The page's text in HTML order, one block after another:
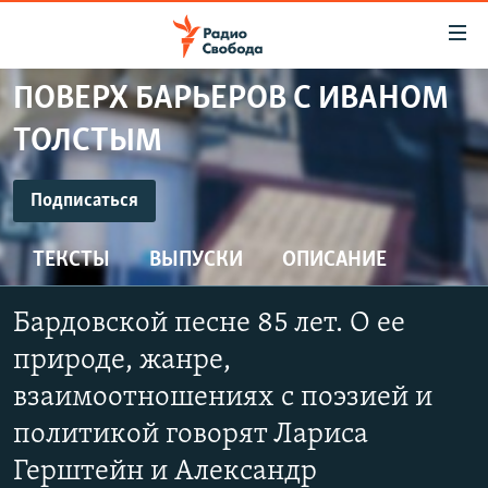
упрощенного
доступа
Вернуться
к
основному
содержанию
Вернутся
главной
навигации
Вернутся
поиску
ПРОГРАММЫ
ПОДКАСТЫ
АВТОРСКИЕ ПРОЕКТЫ
ЦИТАТЫ СВОБОДЫ
МНЕНИЯ
КУЛЬТУРА
IDEL.РЕАЛИИ
КАВКАЗ.РЕАЛИИ
СЕВЕР.РЕАЛИИ
СИБИРЬ.РЕАЛИИ
ПОВЕРХ БАРЬЕРОВ С ИВАНОМ
ТОЛСТЫМ
ПодписатьсяПОДПИСАТЬСЯ
YouTube
Подписаться
ТЕКСТЫ ВЫПУСКИ ОПИСАНИЕ
Бардовской песне 85 лет. О ее
природе, жанре,
взаимоотношениях с поэзией и
политикой говорят Лариса
Герштейн и Александр